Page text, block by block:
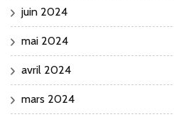
juin 2024
mai 2024
avril 2024
mars 2024